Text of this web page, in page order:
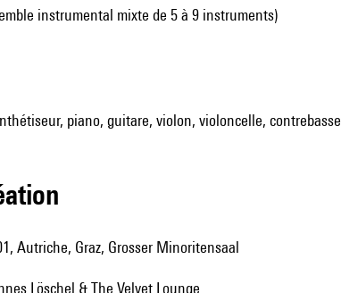
instrumental mixte de 5 à 9 instruments)
piano, guitare, violon, violoncelle, contrebasse
Autriche, Graz, Grosser Minoritensaal
Löschel & The Velvet Lounge